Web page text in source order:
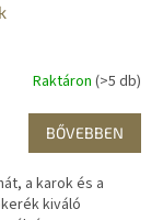
Raktáron (>5 db)
BŐVEBBEN
a karok és a
kiváló